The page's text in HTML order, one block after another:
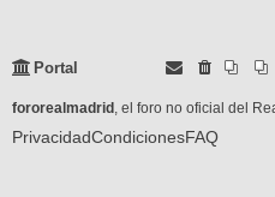
Portal
fororealmadrid , el foro no oficial del
PrivacidadCondicionesFAQ